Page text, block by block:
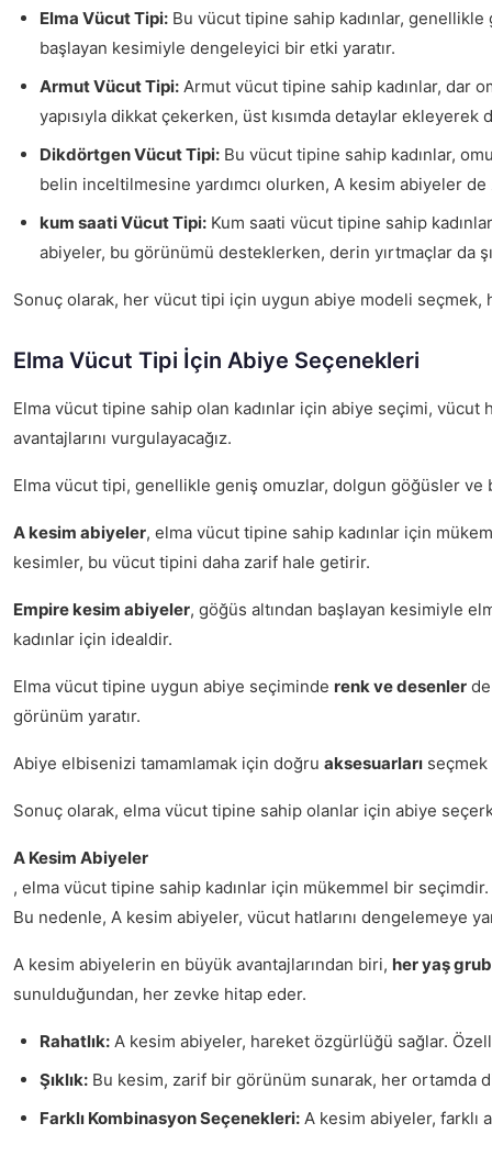
Elma Vücut Tipi: Bu vücut tipine sahip kadınlar,
başlayan kesimiyle dengeleyici bir etki yaratır.
Armut Vücut Tipi: Armut vücut tipine sahip kadınlar, dar
yapısıyla dikkat çekerken, üst kısımda detaylar ekleyerek
Dikdörtgen Vücut Tipi: Bu vücut tipine sahip kadınlar,
belin inceltilmesine yardımcı olurken, A kesim abiyeler
kum saati Vücut Tipi: Kum saati vücut tipine sahip
abiyeler, bu görünümü desteklerken, derin yırtmaçlar da
Sonuç olarak, her vücut tipi için uygun abiye modeli seçmek,
Elma Vücut Tipi İçin Abiye Seçenekleri
Elma vücut tipine sahip olan kadınlar için abiye seçimi, vücut
avantajlarını vurgulayacağız.
Elma vücut tipi, genellikle geniş omuzlar, dolgun göğüsler ve
A kesim abiyeler, elma vücut tipine sahip kadınlar için
kesimler, bu vücut tipini daha zarif hale getirir.
Empire kesim abiyeler, göğüs altından başlayan kesimiyle
kadınlar için idealdir.
Elma vücut tipine uygun abiye seçiminde renk ve desenler
görünüm yaratır.
Abiye elbisenizi tamamlamak için doğru aksesuarları seçmek
Sonuç olarak, elma vücut tipine sahip olanlar için abiye
A Kesim Abiyeler
, elma vücut tipine sahip kadınlar için mükemmel bir
Bu nedenle, A kesim abiyeler, vücut hatlarını dengelemeye
A kesim abiyelerin en büyük avantajlarından biri, her yaş
sunulduğundan, her zevke hitap eder.
Rahatlık: A kesim abiyeler, hareket özgürlüğü sağlar.
Şıklık: Bu kesim, zarif bir görünüm sunarak, her ortamda
Farklı Kombinasyon Seçenekleri: A kesim abiyeler, farklı